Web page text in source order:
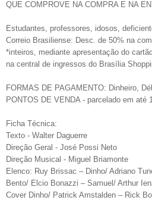
QUE COMPROVE NA COMPRA E NA
Estudantes, professores, idosos,
Correio Brasiliense: Desc. de 50% na
*inteiros, mediante apresentação do
na central de ingressos do Brasília
FORMAS DE PAGAMENTO: Dinheiro,
PONTOS DE VENDA - parcelado em até
Ficha Técnica:
Texto - Walter Daguerre
Direção Geral - José Possi Neto
Direção Musical - Miguel Briamonte
Elenco: Ruy Brissac – Dinho/ Adriano
Bento/ Elcio Bonazzi – Samuel/ Arthur
Cover Dinho/ Patrick Amstalden – Rick